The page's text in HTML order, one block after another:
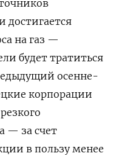
достигается
на газ —
будет тратиться
осенне-
корпорации
— за счет
в пользу менее